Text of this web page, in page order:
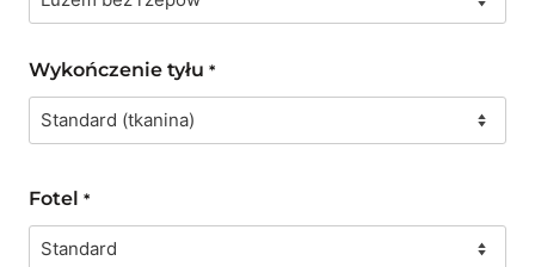
Wykończenie tyłu *
Fotel *